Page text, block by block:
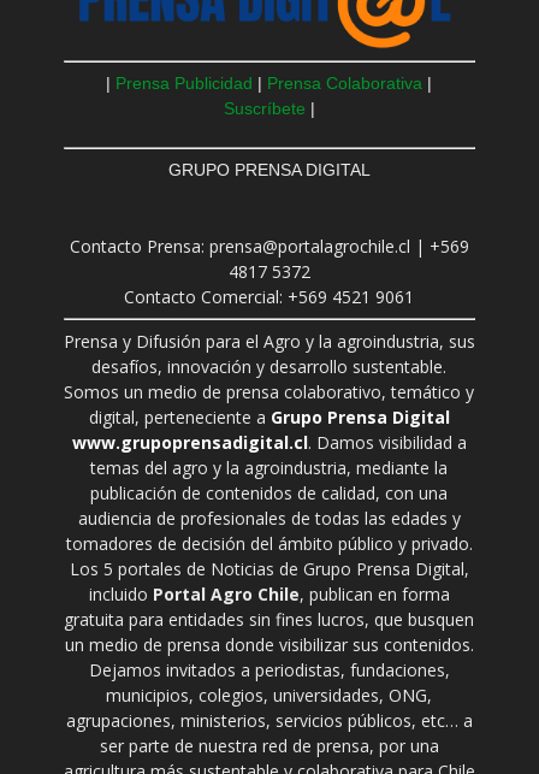
| Prensa Publicidad | Prensa Colaborativa |
Suscríbete |
GRUPO PRENSA DIGITAL
Contacto Prensa: prensa@portalagrochile.cl | +569
4817 5372
Contacto Comercial: +569 4521 9061
Prensa y Difusión para el Agro y la agroindustria, sus
desafíos, innovación y desarrollo sustentable.
Somos un medio de prensa colaborativo, temático y
digital, perteneciente a Grupo Prensa Digital
www.grupoprensadigital.cl. Damos visibilidad a
temas del agro y la agroindustria, mediante la
publicación de contenidos de calidad, con una
audiencia de profesionales de todas las edades y
tomadores de decisión del ámbito público y privado.
Los 5 portales de Noticias de Grupo Prensa Digital,
incluido Portal Agro Chile, publican en forma
gratuita para entidades sin fines lucros, que busquen
un medio de prensa donde visibilizar sus contenidos.
Dejamos invitados a periodistas, fundaciones,
municipios, colegios, universidades, ONG,
agrupaciones, ministerios, servicios públicos, etc… a
ser parte de nuestra red de prensa, por una